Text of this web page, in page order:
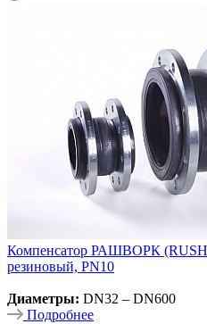
Компенсатор РАШВОРК
резиновый, PN10
Диаметры: DN32 – DN600
Подробнее